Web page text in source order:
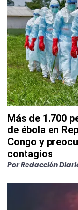
Más de 1.700
de ébola en
Congo y
contagios
PorRedacción